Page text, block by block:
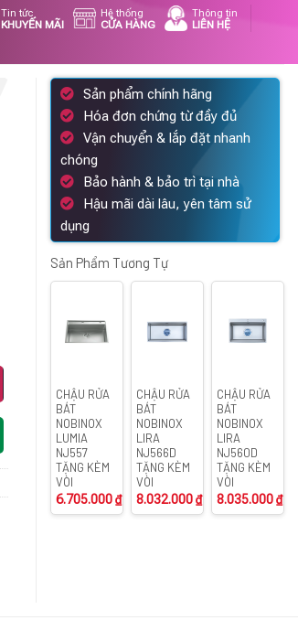
Tin tức
KHUYẾN MÃI
Hệ thống
CỬA HÀNG
Thông tin
LIÊN HỆ
Sản phẩm chính hãng
Hóa đơn chứng từ đầy đủ
Vận chuyển & lắp đặt nhanh
chóng
Bảo hành & bảo trì tại nhà
Hậu mãi dài lâu, yên tâm sử
dụng
Sản Phẩm Tương Tự
CHẬU RỬA
BÁT
NOBINOX
LUMIA
NJ557
TẶNG KÈM
VÒI
6.705.000₫
CHẬU RỬA
BÁT
NOBINOX
LIRA
NJ566D
TẶNG KÈM
VÒI
8.032.000₫
CHẬU RỬA
BÁT
NOBINOX
LIRA
NJ560D
TẶNG KÈM
VÒI
8.035.000₫